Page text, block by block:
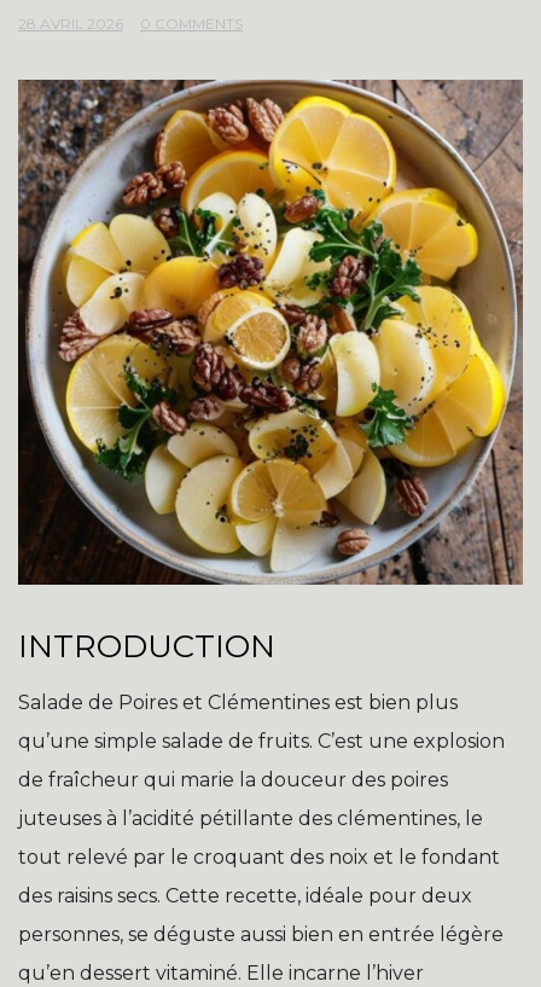
28 AVRIL 2026 0 COMMENTS
INTRODUCTION
Salade de Poires et Clémentines est bien plus
qu’une simple salade de fruits. C’est une explosion
de fraîcheur qui marie la douceur des poires
juteuses à l’acidité pétillante des clémentines, le
tout relevé par le croquant des noix et le fondant
des raisins secs. Cette recette, idéale pour deux
personnes, se déguste aussi bien en entrée légère
qu’en dessert vitaminé. Elle incarne l’hiver